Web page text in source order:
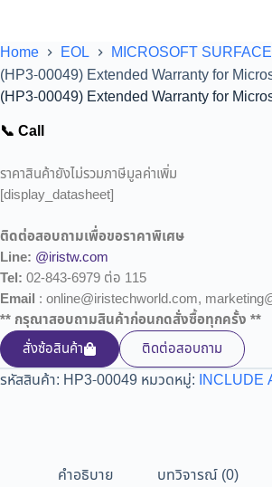
Home EOL MICROSOFT SURFACE
(HP3-00049) Extended Warranty for
(HP3-00049) Extended Warranty for
📞 Call
ราคาสินค้ายังไม่รวมภาษีมูลค่าเพิ่ม
[display_datasheet]
ติดต่อสอบถามเพื่อขอราคาพิเศษ
Line: @iristw.com
Tel: 02-843-6979 ต่อ 115
Email : online@iristechworld.com,
** กรุณาสอบถามสินค้าก่อนกดสั่งซื้อทุกครั้ง **
สั่งซ้อสินค้า
ติดต่อสอบถาม
รหัสสินค้า: HP3-00049 หมวดหมู่: INCLUDE
คำอธิบาย บทวิจารณ์ (0)